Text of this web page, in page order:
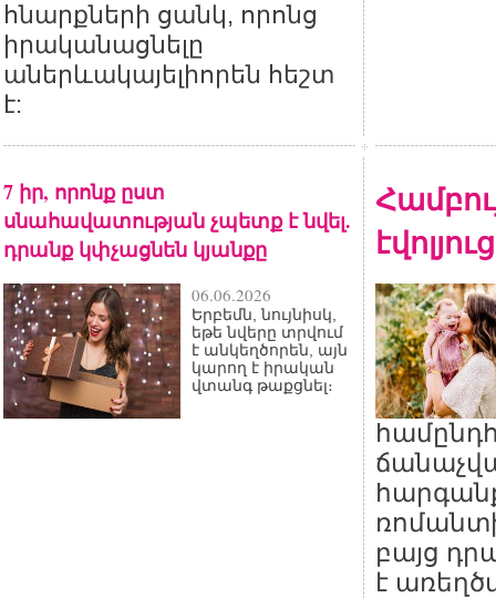
հնարքների ցանկ, որոնց
իրականացնելը
աներևակայելիորեն հեշտ
է:
7 իր, որոնք ըստ
սնահավատության չպետք է նվել.
դրանք կփչացնեն կյանքը
06.06.2026
Երբեմն, նույնիսկ,
եթե նվերը տրվում
է անկեղծորեն, այն
կարող է իրական
վտանգ թաքցնել։
բայց
է